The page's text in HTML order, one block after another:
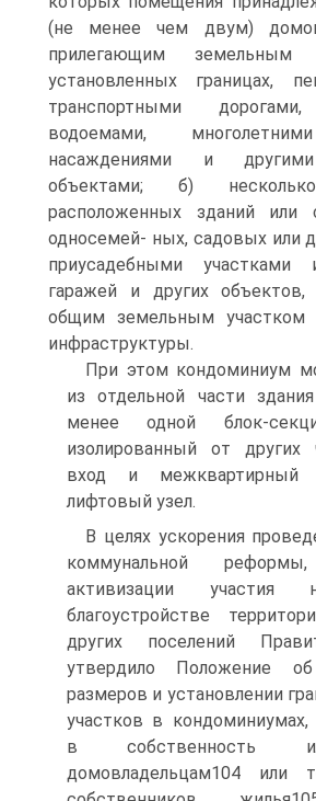
(не менее чем двум)
прилегающим
установленных границах,
транспортными
водоемами,
насаждениями и
объектами; б)
расположенных зданий или
односемей- ных, садовых или
приусадебными
гаражей и других объектов,
общим земельным участком
инфраструктуры.
При этом кондоминиум
из отдельной части
менее одной блок-
изолированный от других
вход и межквартирный
лифтовый узел.
В целях ускорения
коммунальной
активизации участия
благоустройстве
других поселений
утвердило Положение об
размеров и установлении
участков в
в собственность
домовладельцам104 или